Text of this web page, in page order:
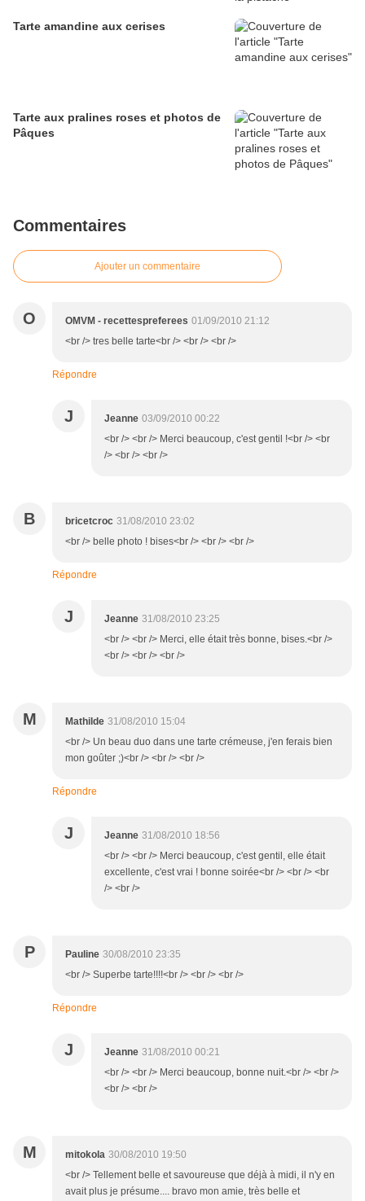
Tarte amandine aux cerises
Tarte aux pralines roses et photos de
Pâques
Commentaires
Ajouter un commentaire
O OMVM - recettespreferees 01/09/2010 21:12
<br /> tres belle tarte<br /> <br /> <br />
Répondre
J Jeanne 03/09/2010 00:22
<br /> <br /> Merci beaucoup, c'est gentil !<br /> <br
/> <br /> <br />
B bricetcroc 31/08/2010 23:02
<br /> belle photo ! bises<br /> <br /> <br />
Répondre
J Jeanne 31/08/2010 23:25
<br /> <br /> Merci, elle était très bonne, bises.<br />
<br /> <br /> <br />
M Mathilde 31/08/2010 15:04
<br /> Un beau duo dans une tarte crémeuse, j'en ferais bien
mon goûter ;)<br /> <br /> <br />
Répondre
J Jeanne 31/08/2010 18:56
<br /> <br /> Merci beaucoup, c'est gentil, elle était
excellente, c'est vrai ! bonne soirée<br /> <br /> <br
/> <br />
P Pauline 30/08/2010 23:35
<br /> Superbe tarte!!!!<br /> <br /> <br />
Répondre
J Jeanne 31/08/2010 00:21
<br /> <br /> Merci beaucoup, bonne nuit.<br /> <br />
<br /> <br />
M mitokola 30/08/2010 19:50
<br /> Tellement belle et savoureuse que déjà à midi, il n'y en
avait plus je présume.... bravo mon amie, très belle et